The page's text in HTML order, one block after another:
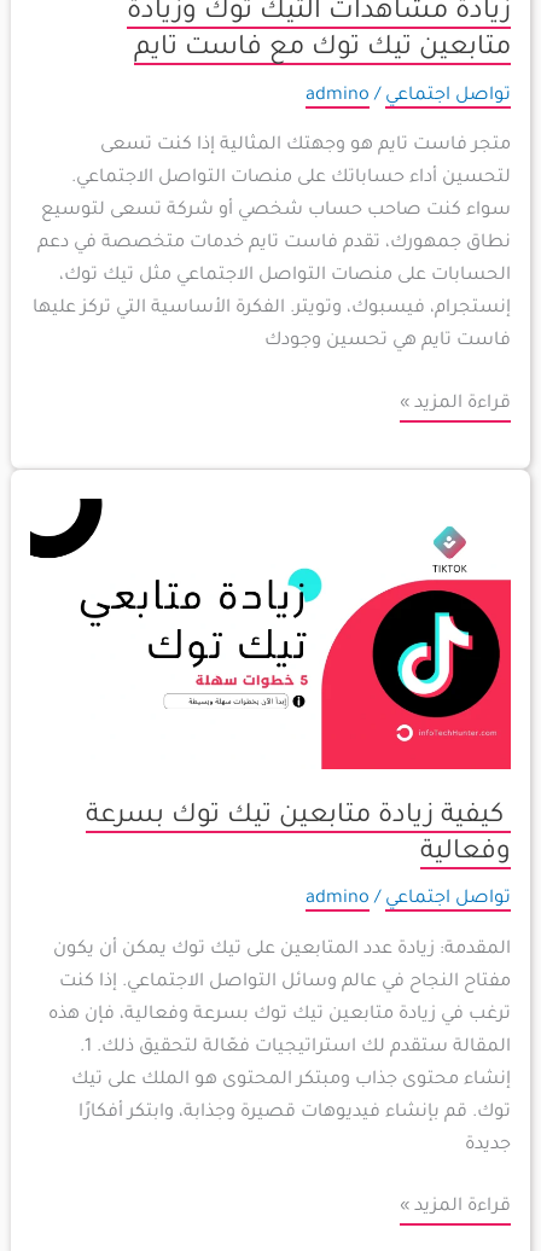
زيادة مشاهدات التيك توك وزيادة
متابعين تيك توك مع فاست تايم
تواصل اجتماعي /
admino
متجر فاست تايم هو وجهتك المثالية إذا كنت تسعى
لتحسين أداء حساباتك على منصات التواصل الاجتماعي.
سواء كنت صاحب حساب شخصي أو شركة تسعى لتوسيع
نطاق جمهورك، تقدم فاست تايم خدمات متخصصة في دعم
الحسابات على منصات التواصل الاجتماعي مثل تيك توك،
إنستجرام، فيسبوك، وتويتر. الفكرة الأساسية التي تركز عليها
فاست تايم هي تحسين وجودك
مع
فاست
قراءة المزيد »
كيفية زيادة متابعين تيك توك بسرعة
وفعالية
تواصل اجتماعي /
admino
المقدمة: زيادة عدد المتابعين على تيك توك يمكن أن يكون
مفتاح النجاح في عالم وسائل التواصل الاجتماعي. إذا كنت
ترغب في زيادة متابعين تيك توك بسرعة وفعالية، فإن هذه
المقالة ستقدم لك استراتيجيات فعّالة لتحقيق ذلك. 1.
إنشاء محتوى جذاب ومبتكر المحتوى هو الملك على تيك
توك. قم بإنشاء فيديوهات قصيرة وجذابة، وابتكر أفكارًا
جديدة
متابعين
تيك
توك
بسرعة
وفعالية
قراءة المزيد »